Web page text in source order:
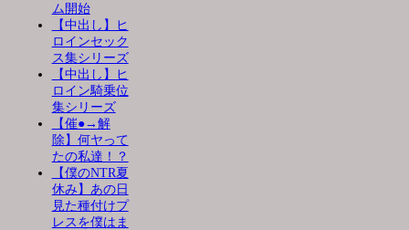
ム開始
【中出し】ヒ
ロインセック
ス集シリーズ
【中出し】ヒ
ロイン騎乗位
集シリーズ
【催●→解
除】何ヤって
たの私達！？
【僕のNTR夏
休み】あの日
見た種付けプ
レスを僕はま